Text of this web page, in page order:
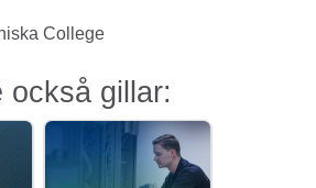
College
också gillar: